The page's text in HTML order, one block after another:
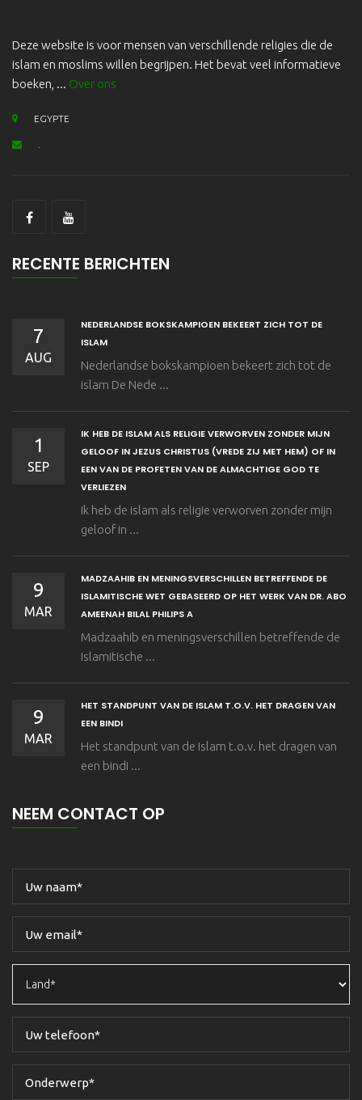
Deze website is voor mensen van verschillende religies die de
islam en moslims willen begrijpen. Het bevat veel informatieve
boeken, ... Over ons
EGYPTE
RECENTE BERICHTEN
7
AUG
NEDERLANDSE BOKSKAMPIOEN BEKEERT ZICH TOT DE
ISLAM
Nederlandse bokskampioen bekeert zich tot de
islam De Nede ...
1
SEP
IK HEB DE ISLAM ALS RELIGIE VERWORVEN ZONDER MIJN
GELOOF IN JEZUS CHRISTUS (VREDE ZIJ MET HEM) OF IN
EEN VAN DE PROFETEN VAN DE ALMACHTIGE GOD TE
VERLIEZEN
Ik heb de islam als religie verworven zonder mijn
geloof in ...
9
MAR
MADZAAHIB EN MENINGSVERSCHILLEN BETREFFENDE DE
ISLAMITISCHE WET GEBASEERD OP HET WERK VAN DR. ABO
AMEENAH BILAL PHILIPS A
Madzaahib en meningsverschillen betreffende de
Islamitische ...
9
MAR
HET STANDPUNT VAN DE ISLAM T.O.V. HET DRAGEN VAN
EEN BINDI
Het standpunt van de Islam t.o.v. het dragen van
een bindi ...
NEEM CONTACT OP